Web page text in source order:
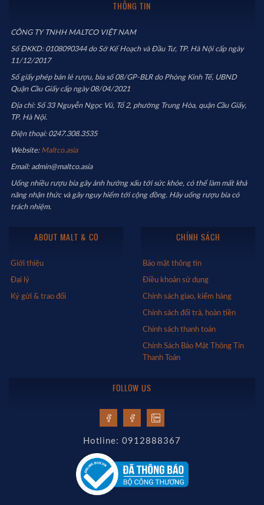
THÔNG TIN
CÔNG TY TNHH MALTCO VIỆT NAM
Số ĐKKD: 0108090344 do Sở Kế Hoạch và Đầu Tư, TP. Hà Nội cấp ngày
11/12/2017
Số giấy phép bán lẻ rượu, bia số 08/GP-BLR do Phòng Kinh Tế, UBND
Quận Cầu Giấy cấp ngày 08/04/2021
Địa chỉ: Số 33 Nguyễn Ngọc Vũ, Tổ 2, phường Trung Hòa, quận Cầu Giấy,
TP. Hà Nội.
Điện thoại: 0247.308.3535
Website: Maltco.asia
Email: admin@maltco.asia
Uống nhiều rượu bia gây ảnh hưởng xấu tới sức khỏe, có thể làm mất khả
năng nhận thức và gây nguy hiểm tới cộng đồng. Hãy uống rượu bia có
trách nhiệm.
ABOUT MALT & CO
Giới thiệu
Đại lý
Ký gửi & trao đổi
CHÍNH SÁCH
Bảo mật thông tin
Điều khoản sử dụng
Chính sách giao, kiểm hàng
Chính sách đổi trả, hoàn tiền
Chính sách thanh toán
Chính Sách Bảo Mật Thông Tin
Thanh Toán
FOLLOW US
Hotline: 0912888367